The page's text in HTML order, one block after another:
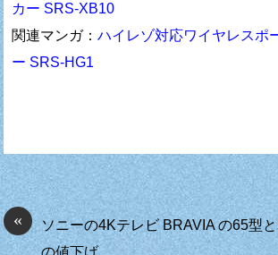
カー SRS-XB10
関連マンガ：ハイレゾ対応ワイヤレスポ
ー SRS-HG1
«
ソニーの4Kテレビ BRAVIA の65型
の値下げ